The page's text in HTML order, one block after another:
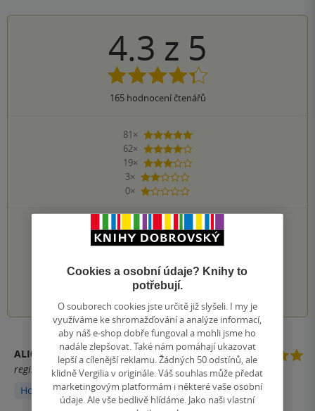
4.3 z 5
165hodnocení čtenářů
81×
5 hvězdiček
62×
4 hvězdičky
19×
3 hvězdičky
3×
2 hvězdičky
0×
1 hvezdička
Hodnocení našich knihkupců: 0.0 z 5
3 4 5
ALI03
registrovaný uživatel
Hodnoceno z aplikace
Cookies a osobní údaje? Knihy to
potřebují.
O souborech cookies jste určitě již slyšeli. I my je
využíváme ke shromažďování a analýze informací,
aby náš e-shop dobře fungoval a mohli jsme ho
nadále zlepšovat. Také nám pomáhají ukazovat
lepší a cílenější reklamu. Žádných 50 odstínů, ale
klidně Vergilia v originále. Váš souhlas může předat
marketingovým platformám i některé vaše osobní
údaje. Ale vše bedlivě hlídáme. Jako naši vlastní